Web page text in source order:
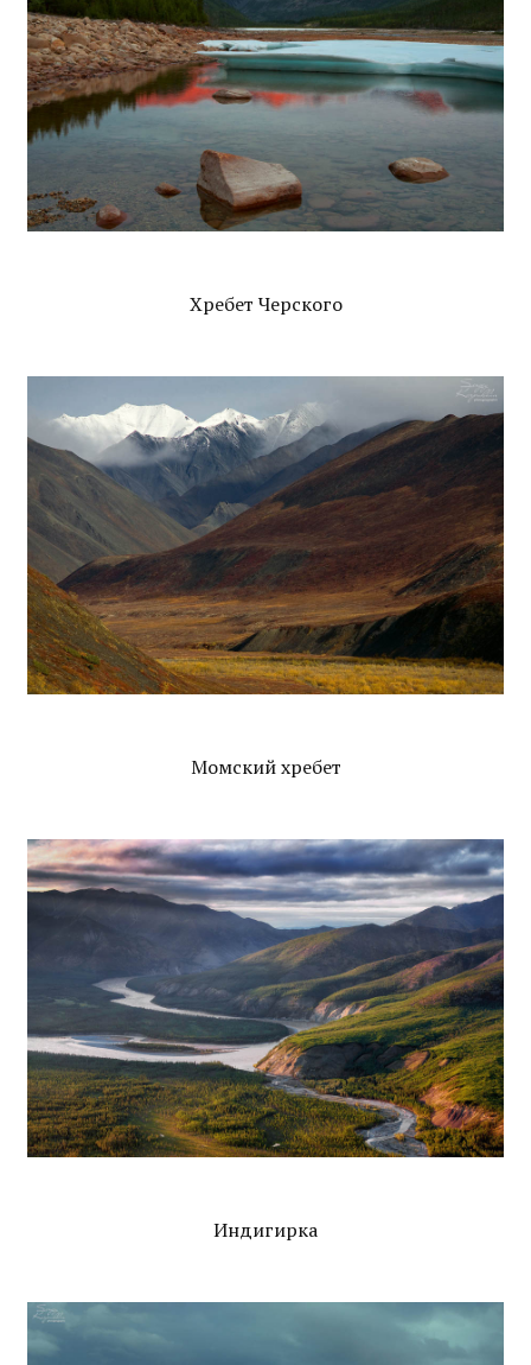
Хребет Черского
Момский хребет
Индигирка